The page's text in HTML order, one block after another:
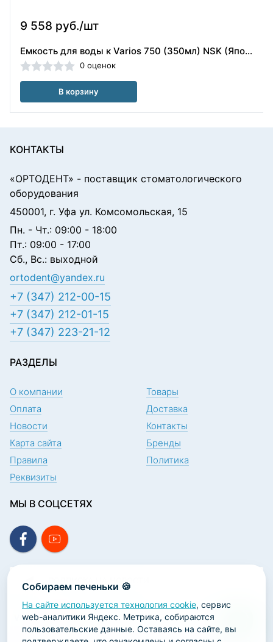
9 558 руб./шт
Емкость для воды к Varios 750 (350мл) NSK (Япония)
0 оценок
В корзину
Собираем печеньки 🍪
На сайте используется технология cookie, сервис
web-аналитики Яндекс. Метрика, собираются
пользовательские данные. Оставаясь на сайте, вы
КОНТАКТЫ
«ОРТОДЕНТ» - поставщик стоматологического
оборудования
450001, г. Уфа ул. Комсомольская, 15
Пн. - Чт.: 09:00 - 18:00
Пт.: 09:00 - 17:00
Сб., Вс.: выходной
ortodent@yandex.ru
+7 (347) 212-00-15
+7 (347) 212-01-15
+7 (347) 223-21-12
РАЗДЕЛЫ
О компании
Товары
Оплата
Доставка
Новости
Контакты
Карта сайта
Бренды
Правила
Политика
Реквизиты
МЫ В СОЦСЕТЯХ
ПОДПИСКА НА НОВОСТИ